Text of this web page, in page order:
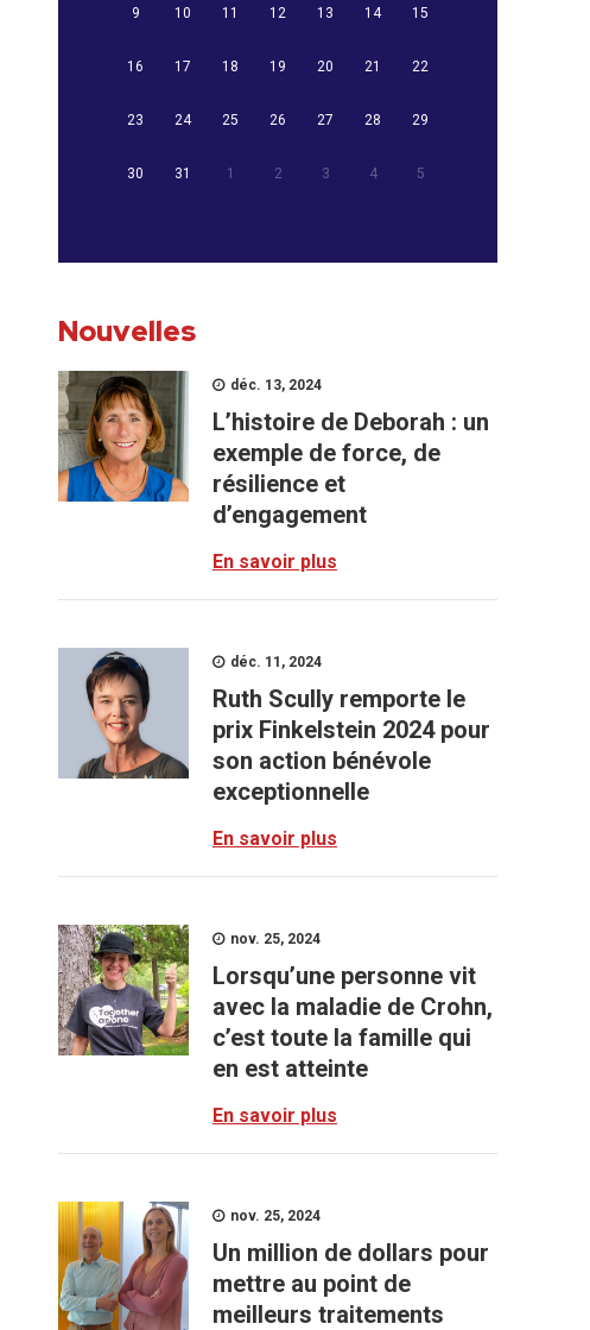
9 10 11 12 13 14 15
16 17 18 19 20 21 22
23 24 25 26 27 28 29
30 31 1 2 3 4 5
Nouvelles
déc. 13, 2024
L’histoire de Deborah : un
exemple de force, de
résilience et
d’engagement
En savoir plus
déc. 11, 2024
Ruth Scully remporte le
prix Finkelstein 2024 pour
son action bénévole
exceptionnelle
En savoir plus
nov. 25, 2024
Lorsqu’une personne vit
avec la maladie de Crohn,
c’est toute la famille qui
en est atteinte
En savoir plus
nov. 25, 2024
Un million de dollars pour
mettre au point de
meilleurs traitements